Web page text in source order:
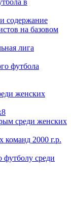
в
содержание
на базовом
лига
футбола
женских
среди женских
команд 2000 г.р.
среди